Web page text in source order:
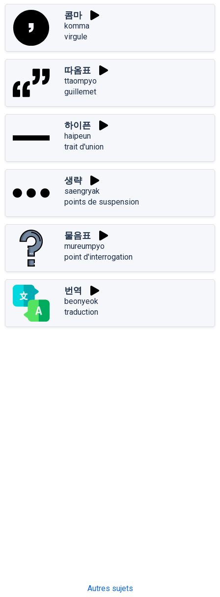
콤마
komma
virgule
따옴표
ttaompyo
guillemet
하이픈
haipeun
trait d'union
생략
saengryak
points de suspension
물음표
mureumpyo
point d'interrogation
번역
beonyeok
traduction
Autres sujets